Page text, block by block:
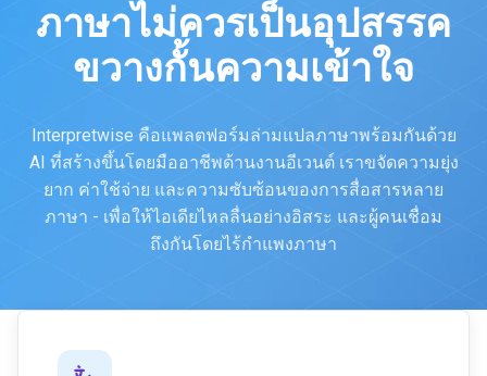
ภาษาไม่ควรเป็นอุปสรรค
ขวางกั้นความเข้าใจ
Interpretwise คือแพลตฟอร์มล่ามแปลภาษาพร้อมกันด้วย
AI ที่สร้างขึ้นโดยมืออาชีพด้านงานอีเวนต์ เราขจัดความยุ่ง
ยาก ค่าใช้จ่าย และความซับซ้อนของการสื่อสารหลาย
ภาษา - เพื่อให้ไอเดียไหลลื่นอย่างอิสระ และผู้คนเชื่อม
ถึงกันโดยไร้กำแพงภาษา